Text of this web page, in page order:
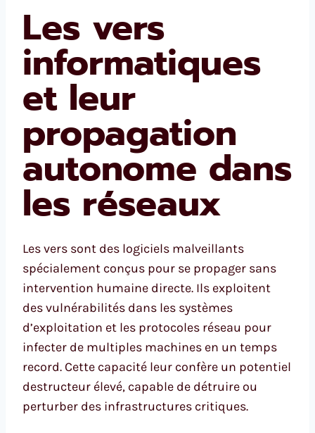
Les vers
informatiques
et leur
propagation
autonome dans
les réseaux
Les vers sont des logiciels malveillants
spécialement conçus pour se propager sans
intervention humaine directe. Ils exploitent
des vulnérabilités dans les systèmes
d’exploitation et les protocoles réseau pour
infecter de multiples machines en un temps
record. Cette capacité leur confère un potentiel
destructeur élevé, capable de détruire ou
perturber des infrastructures critiques.